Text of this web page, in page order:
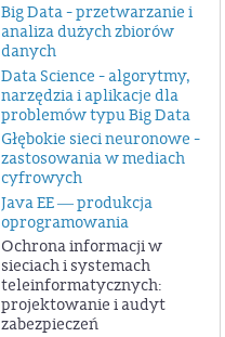
Big Data - przetwarzanie i
analiza dużych zbiorów
danych
Data Science - algorytmy,
narzędzia i aplikacje dla
problemów typu Big Data
Głębokie sieci neuronowe -
zastosowania w mediach
cyfrowych
Java EE ― produkcja
oprogramowania
Ochrona informacji w
sieciach i systemach
teleinformatycznych:
projektowanie i audyt
zabezpieczeń